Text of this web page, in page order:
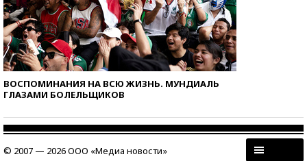
ВОСПОМИНАНИЯ НА ВСЮ ЖИЗНЬ. МУНДИАЛЬ
ГЛАЗАМИ БОЛЕЛЬЩИКОВ
© 2007 — 2026 ООО «Медиа новости»